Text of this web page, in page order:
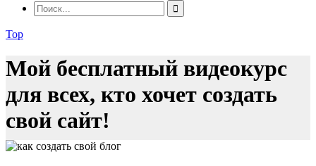
Top
Мой бесплатный видеокурс
для всех, кто хочет создать
свой сайт!